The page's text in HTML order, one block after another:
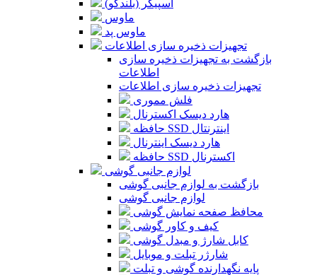
اسپیکر (بلندگو)
ماوس
ماوس پد
تجهیزات ذخیره سازی اطلاعات
بازگشت به تجهیزات ذخیره سازی
اطلاعات
تجهیزات ذخیره سازی اطلاعات
فلش مموری
هارد دیسک اکسترنال
حافظه SSD اینترنتال
هارد دیسک اینترنال
حافظه SSD اکسترنال
لوازم جانبی گوشی
بازگشت به لوازم جانبی گوشی
لوازم جانبی گوشی
محافظ صفحه نمایش گوشی
کیف و کاور گوشی
کابل شارژ و مبدل گوشی
شارژر تبلت و موبایل
پایه نگهدارنده گوشی و تبلت